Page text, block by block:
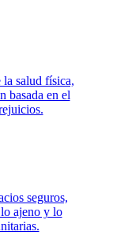
salud física,
basada en el
seguros,
ajeno y lo